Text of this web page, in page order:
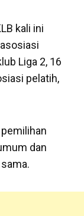
kali ini
Liga 2, 16
pelatih,
dan